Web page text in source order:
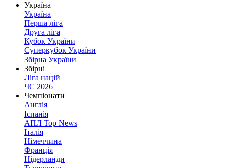
Україна
Україна
Перша ліга
Друга ліга
Кубок України
Суперкубок України
Збірна України
Збірні
Ліга націй
ЧС 2026
Чемпіонати
Англія
Іспанія
АПЛ Top News
Італія
Німеччина
Франція
Нідерланди